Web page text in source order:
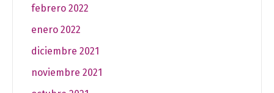
febrero 2022
enero 2022
diciembre 2021
noviembre 2021